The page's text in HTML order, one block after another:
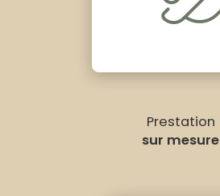
Prestation
sur mesure